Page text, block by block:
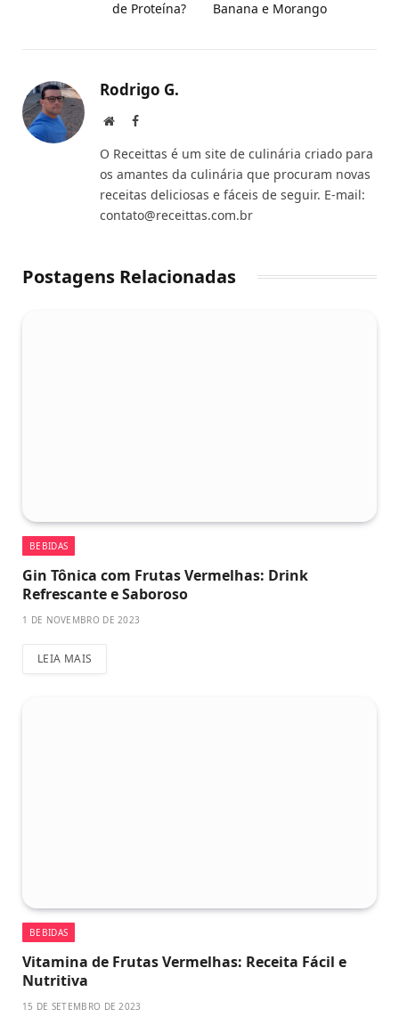
de Proteína?
Banana e Morango
Rodrigo G.
WebsiteFacebook
O Receittas é um site de culinária criado para
os amantes da culinária que procuram novas
receitas deliciosas e fáceis de seguir. E-mail:
contato@receittas.com.br
Postagens Relacionadas
BEBIDAS
Gin Tônica com Frutas Vermelhas: Drink
Refrescante e Saboroso
1 DE NOVEMBRO DE 2023
LEIA MAIS
BEBIDAS
Vitamina de Frutas Vermelhas: Receita Fácil e
Nutritiva
15 DE SETEMBRO DE 2023